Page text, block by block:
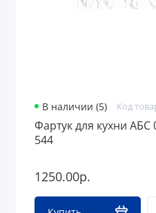
В наличии (5) Код
Фартук для кухни АБС
544
1250.00р.